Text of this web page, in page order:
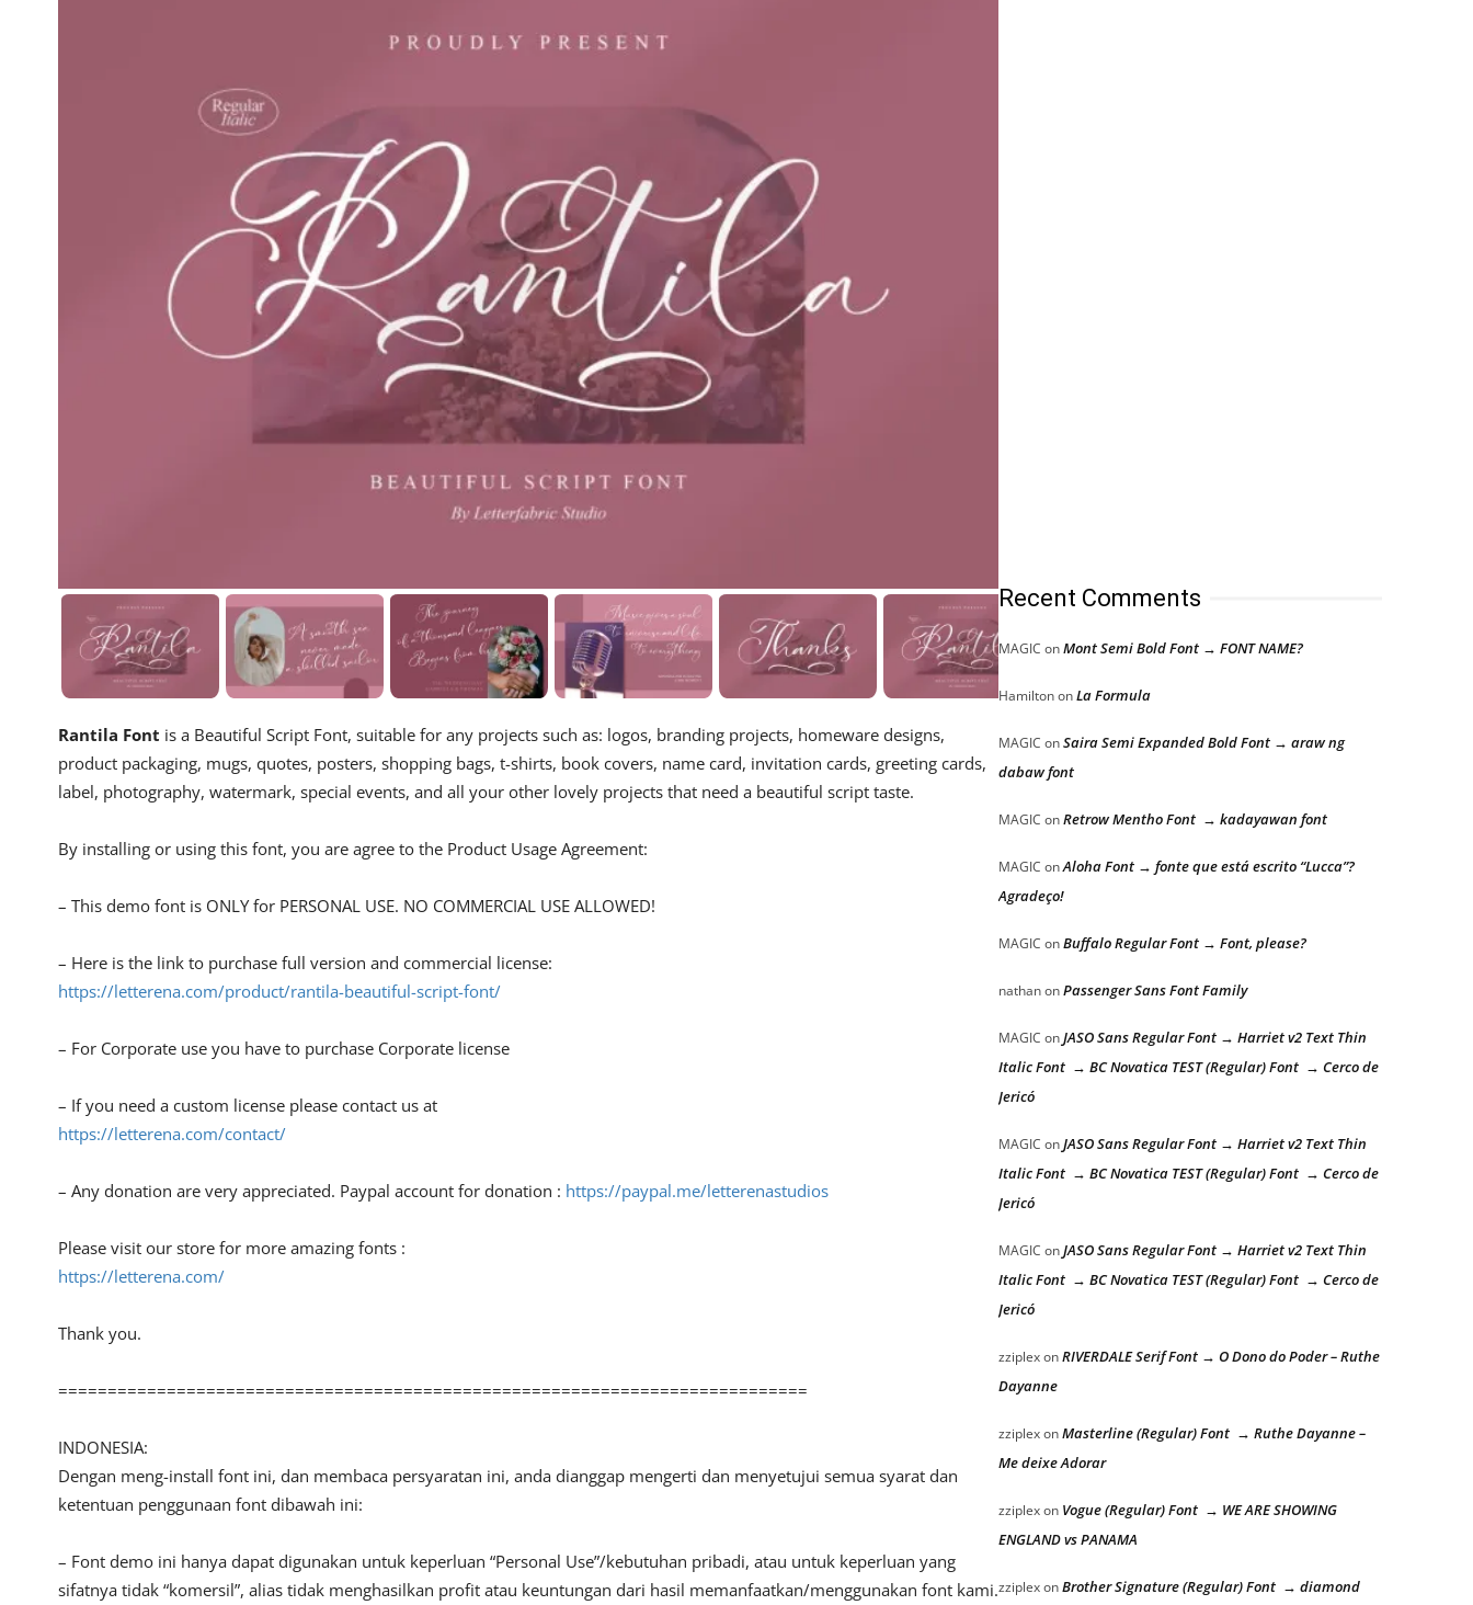
Rantila Font is a Beautiful Script Font, suitable for any projects such as: logos, branding projects, homeware designs,
product packaging, mugs, quotes, posters, shopping bags, t-shirts, book covers, name card, invitation cards, greeting cards,
label, photography, watermark, special events, and all your other lovely projects that need a beautiful script taste.
By installing or using this font, you are agree to the Product Usage Agreement:
– This demo font is ONLY for PERSONAL USE. NO COMMERCIAL USE ALLOWED!
– Here is the link to purchase full version and commercial license:
https://letterena.com/product/rantila-beautiful-script-font/
– For Corporate use you have to purchase Corporate license
– If you need a custom license please contact us at
https://letterena.com/contact/
– Any donation are very appreciated. Paypal account for donation : https://paypal.me/letterenastudios
Please visit our store for more amazing fonts :
https://letterena.com/
Thank you.
============================================================================
INDONESIA:
Dengan meng-install font ini, dan membaca persyaratan ini, anda dianggap mengerti dan menyetujui semua syarat dan
ketentuan penggunaan font dibawah ini:
– Font demo ini hanya dapat digunakan untuk keperluan “Personal Use”/kebutuhan pribadi, atau untuk keperluan yang
sifatnya tidak “komersil”, alias tidak menghasilkan profit atau keuntungan dari hasil memanfaatkan/menggunakan font kami.
Recent Comments
MAGIC onMont Semi Bold Font → FONT NAME?
HamiltononLa Formula
MAGIC onSaira Semi Expanded Bold Font → araw ng
dabaw font
MAGIC onRetrow Mentho Font → kadayawan font
MAGIC onAloha Font → fonte que está escrito “Lucca”?
Agradeço!
MAGIC onBuffalo Regular Font → Font, please?
nathanonPassenger Sans Font Family
MAGIC onJASO Sans Regular Font → Harriet v2 Text Thin
Italic Font → BC Novatica TEST (Regular) Font → Cerco de
Jericó
MAGIC onJASO Sans Regular Font → Harriet v2 Text Thin
Italic Font → BC Novatica TEST (Regular) Font → Cerco de
Jericó
MAGIC onJASO Sans Regular Font → Harriet v2 Text Thin
Italic Font → BC Novatica TEST (Regular) Font → Cerco de
Jericó
zziplexonRIVERDALE Serif Font → O Dono do Poder – Ruthe
Dayanne
zziplexonMasterline (Regular) Font → Ruthe Dayanne –
Me deixe Adorar
zziplexon Vogue (Regular) Font → WE ARE SHOWING
ENGLAND vs PANAMA
zziplexonBrother Signature (Regular) Font → diamond